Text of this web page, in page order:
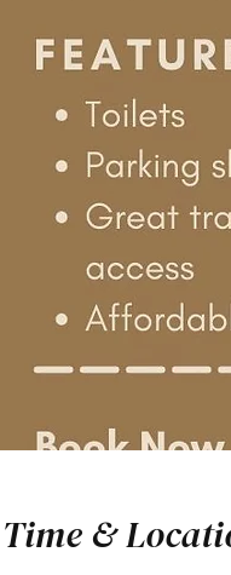
Time &